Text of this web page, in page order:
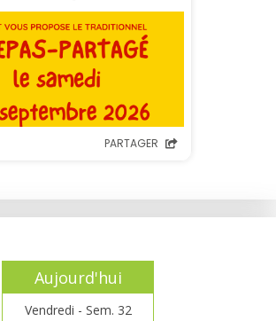
Aujourd'hui
Vendredi - Sem. 32